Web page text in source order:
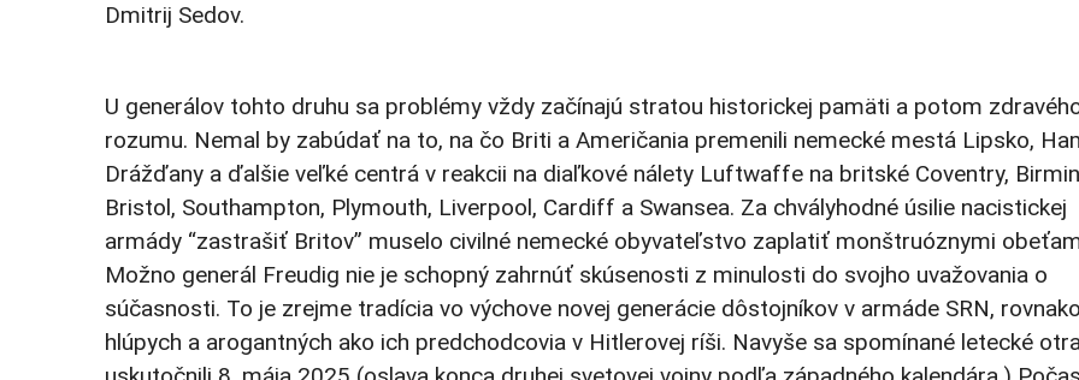
Dmitrij Sedov.
U generálov tohto druhu sa problémy vždy začínajú stratou historickej pamäti a potom
rozumu. Nemal by zabúdať na to, na čo Briti a Američania premenili nemecké mestá Lipsko,
Drážďany a ďalšie veľké centrá v reakcii na diaľkové nálety Luftwaffe na britské Coventry,
Bristol, Southampton, Plymouth, Liverpool, Cardiff a Swansea. Za chvályhodné úsilie nacistickej
armády “zastrašiť Britov” muselo civilné nemecké obyvateľstvo zaplatiť monštruóznymi
Možno generál Freudig nie je schopný zahrnúť skúsenosti z minulosti do svojho uvažovania o
súčasnosti. To je zrejme tradícia vo výchove novej generácie dôstojníkov v armáde SRN, rovnako
hlúpych a arogantných ako ich predchodcovia v Hitlerovej ríši. Navyše sa spomínané letecké